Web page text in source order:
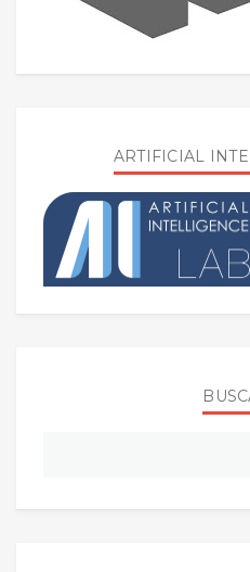
ARTIFICIAL